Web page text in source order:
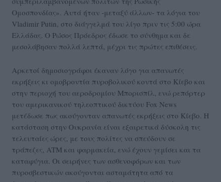
Ομοσπονδίας». Αυτά ήταν -μεταξύ άλλων- τα λόγια του
Vladimir Putin, στο διάγγελμά του λίγο πριν τις 5:00 ώρα
Ελλάδας. Ο Ρώσος Πρόεδρος έδωσε το σύνθημα και δε
μεσολάβησαν πολλά λεπτά, μέχρι τις πρώτες επιθέσεις.
Αρκετοί δημοσιογράφοι έκαναν λόγο για απανωτές
εκρήξεις κι ομοβροντία πυροβολικού κοντά στο Κίεβο και
στην περιοχή του αεροδρομίου Μπορισπίλ, ενώ ρεπόρτερ
του αμερικανικού τηλεοπτικού δικτύου Fox News
μετέδωσε πως ακούγονταν απανωτές εκρήξεις στο Κίεβο. Η
κατάσταση στην Ουκρανία είναι εξαιρετικά δύσκολη τις
τελευταίες ώρες, με τους πολίτες να σπεύδουν σε
τράπεζες, ATM και φαρμακεία, ενώ έχουν γεμίσει και τα
καταφύγια. Οι σειρήνες των ασθενοφόρων και των
πυροσβεστικών ακούγονται ασταμάτητα από τα